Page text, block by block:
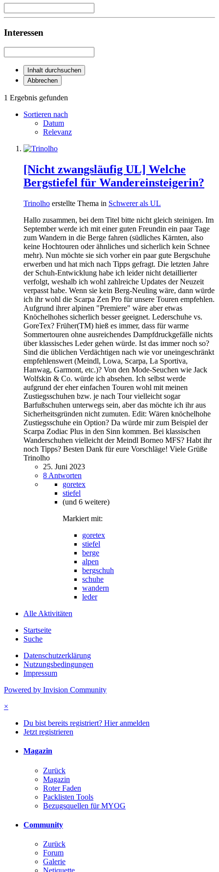
Interessen
Inhalt durchsuchen
Abbrechen
1 Ergebnis gefunden
Sortieren nach
Datum
Relevanz
[Nicht zwangsläufig UL] Welche
Bergstiefel für Wandereinsteigerin?
Trinolho erstellte Thema in Schwerer als UL
Hallo zusammen, bei dem Titel bitte nicht gleich steinigen. Im
September werde ich mit einer guten Freundin ein paar Tage
zum Wandern in die Berge fahren (südliches Kärnten, also
keine Hochtouren oder ähnliches und sicherlich kein Schnee
mehr). Nun möchte sie sich vorher ein paar gute Bergschuhe
erwerben und hat mich nach Tipps gefragt. Die letzten Jahre
der Schuh-Entwicklung habe ich leider nicht detaillierter
verfolgt, weshalb ich wohl zahlreiche Updates der Neuzeit
verpasst habe. Wenn sie kein Berg-Neuling wäre, dann würde
ich ihr wohl die Scarpa Zen Pro für unsere Touren empfehlen.
Aufgrund ihrer alpinen "Premiere" wäre aber etwas
Knöchelhohes sicherlich besser geeignet. Lederschuhe vs.
GoreTex? Früher(TM) hieß es immer, dass für warme
Sommertouren ohne ausreichendes Dampfdruckgefälle nichts
über klassisches Leder gehen würde. Ist das immer noch so?
Sind die üblichen Verdächtigen nach wie vor uneingeschränkt
empfehlenswert (Meindl, Lowa, Scarpa, La Sportiva,
Hanwag, Garmont, etc.)? Von den Mode-Seuchen wie Jack
Wolfskin & Co. würde ich absehen. Ich selbst werde
aufgrund der eher einfachen Touren wohl mit meinen
Zustiegsschuhen bzw. je nach Tour vielleicht sogar
Barfußschuhen unterwegs sein, aber das möchte ich ihr aus
Sicherheitsgründen nicht zumuten. Edit: Wären knöchelhohe
Zustiegsschuhe ein Option? Da würde mir zum Beispiel der
Scarpa Zodiac Plus in den Sinn kommen. Bei klassischen
Wanderschuhen vielleicht der Meindl Borneo MFS? Habt ihr
noch Tipps? Besten Dank für eure Vorschläge! Viele Grüße
Trinolho
25. Juni 2023
8 Antworten
goretex
stiefel
(und 6 weitere)
Markiert mit:
goretex
stiefel
berge
alpen
bergschuh
schuhe
wandern
leder
Alle Aktivitäten
Startseite
Suche
Datenschutzerklärung
Nutzungsbedingungen
Impressum
Powered by Invision Community
×
Du bist bereits registriert? Hier anmelden
Jetzt registrieren
Magazin
Zurück
Magazin
Roter Faden
Packlisten Tools
Bezugsquellen für MYOG
Community
Zurück
Forum
Galerie
Netiquette